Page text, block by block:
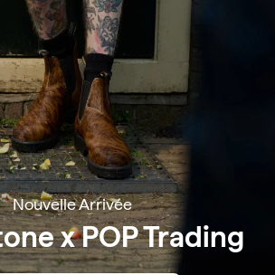
Nouvelle Arrivée
x POP Trading